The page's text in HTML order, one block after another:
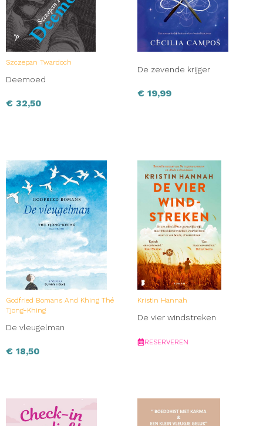
Szczepan Twardoch
Deemoed
€ 32,50
De zevende krijger
€ 19,99
Godfried Bomans And Khing Thé
Tjong-Khing
De vleugelman
€ 18,50
Kristin Hannah
De vier windstreken
RESERVEREN